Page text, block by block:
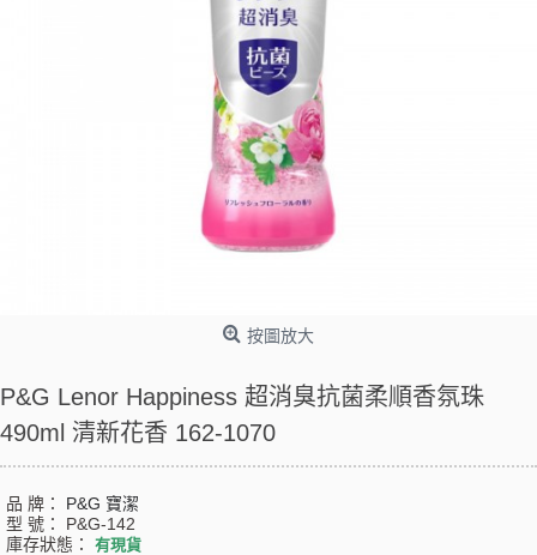
按圖放大
P&G Lenor Happiness 超消臭抗菌柔順香氛珠
490ml 清新花香 162-1070
品 牌： P&G 寶潔
型 號： P&G-142
庫存狀態： 有現貨